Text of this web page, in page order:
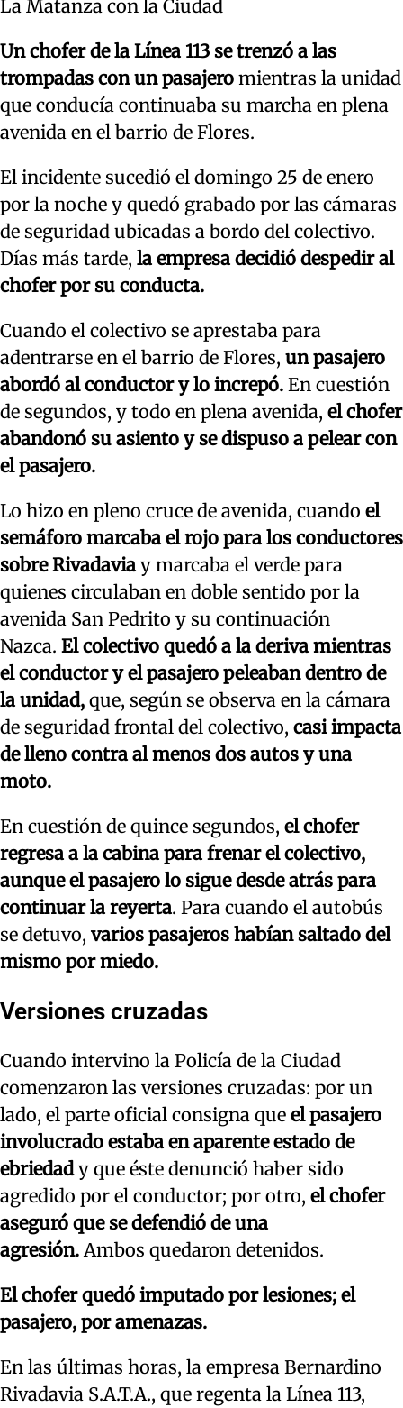
La Matanza con la Ciudad
Un chofer de la Línea 113 se trenzó a las
trompadas con un pasajero mientras la unidad
que conducía continuaba su marcha en plena
avenida en el barrio de Flores.
El incidente sucedió el domingo 25 de enero
por la noche y quedó grabado por las cámaras
de seguridad ubicadas a bordo del colectivo.
Días más tarde, la empresa decidió despedir al
chofer por su conducta.
Cuando el colectivo se aprestaba para
adentrarse en el barrio de Flores, un pasajero
abordó al conductor y lo increpó. En cuestión
de segundos, y todo en plena avenida, el chofer
abandonó su asiento y se dispuso a pelear con
el pasajero.
Lo hizo en pleno cruce de avenida, cuando el
semáforo marcaba el rojo para los conductores
sobre Rivadavia y marcaba el verde para
quienes circulaban en doble sentido por la
avenida San Pedrito y su continuación
Nazca. El colectivo quedó a la deriva mientras
el conductor y el pasajero peleaban dentro de
la unidad, que, según se observa en la cámara
de seguridad frontal del colectivo, casi impacta
de lleno contra al menos dos autos y una
moto.
En cuestión de quince segundos, el chofer
regresa a la cabina para frenar el colectivo,
aunque el pasajero lo sigue desde atrás para
continuar la reyerta. Para cuando el autobús
se detuvo, varios pasajeros habían saltado del
mismo por miedo.
Versiones cruzadas
Cuando intervino la Policía de la Ciudad
comenzaron las versiones cruzadas: por un
lado, el parte oficial consigna que el pasajero
involucrado estaba en aparente estado de
ebriedady que éste denunció haber sido
agredido por el conductor; por otro, el chofer
aseguró que se defendió de una
agresión. Ambos quedaron detenidos.
El chofer quedó imputado por lesiones; el
pasajero, por amenazas.
En las últimas horas, la empresa Bernardino
Rivadavia S.A.T.A., que regenta la Línea 113,